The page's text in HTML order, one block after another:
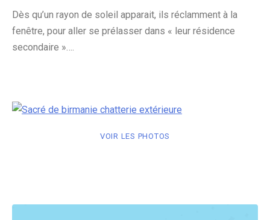
Dès qu’un rayon de soleil apparait, ils réclamment à la
fenêtre, pour aller se prélasser dans « leur résidence
secondaire »….
VOIR LES PHOTOS